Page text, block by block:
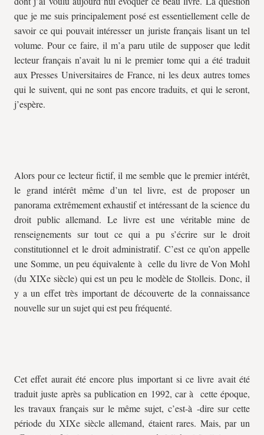
que je me suis principalement posé est essentiellement celle de
savoir ce qui pouvait intéresser un juriste français lisant un tel
volume. Pour ce faire, il m’a paru utile de supposer que ledit
lecteur français n’avait lu ni le premier tome qui a été traduit
aux Presses Universitaires de France, ni les deux autres tomes
qui le suivent, qui ne sont pas encore traduits, et qui le seront,
j’espère.
Alors pour ce lecteur fictif, il me semble que le premier intérêt,
le grand intérêt même d’un tel livre, est de proposer un
panorama extrêmement exhaustif et intéressant de la science du
droit public allemand. Le livre est une véritable mine de
renseignements sur tout ce qui a pu s’écrire sur le droit
constitutionnel et le droit administratif. C’est ce qu’on appelle
une Somme, un peu équivalente à celle du livre de Von Mohl
(du XIXe siècle) qui est un peu le modèle de Stolleis. Donc, il
y a un effet très important de découverte de la connaissance
nouvelle sur un sujet qui est peu fréquenté.
Cet effet aurait été encore plus important si ce livre avait été
traduit juste après sa publication en 1992, car à cette époque,
les travaux français sur le même sujet, c’est-à -dire sur cette
période du XIXe siècle allemand, étaient rares. Mais, par un